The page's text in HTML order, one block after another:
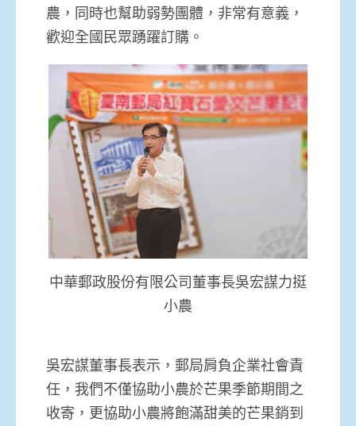
農，同時也幫助弱勢團體，非常有意義，
歡迎全國民眾踴躍訂購。
中華郵政股份有限公司董事長吳宏謀力挺
小農
吳宏謀董事長表示，郵局肩負企業社會責
任，我們不僅協助小農於芒果季節期間之
收寄，更協助小農將飽滿甜美的芒果銷到